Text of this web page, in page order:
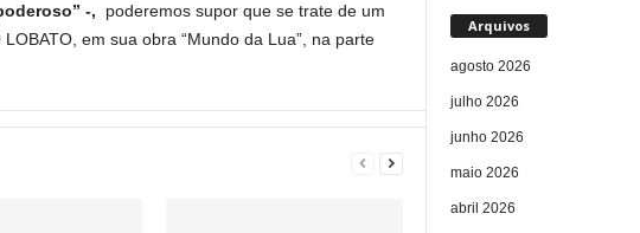
-, poderemos supor que se trate de um
em sua obra “Mundo da Lua”, na parte
Arquivos
agosto 2026
julho 2026
junho 2026
maio 2026
abril 2026